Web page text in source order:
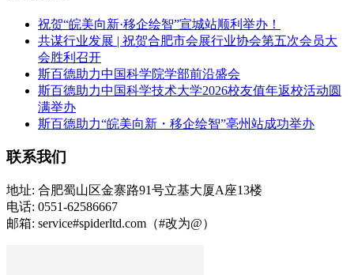
祝贺“皖美向新·移企绘智”宣城站顺利举办！
共谋行业发展 | 祝贺合肥市会展行业协会第五次会员大
会胜利召开
斯百德助力中国科学院学部前沿盛会
斯百德助力中国科学技术大学2026校友值年返校活动圆
满举办
斯百德助力“皖美向新・移企绘智”亳州站成功举办
联系我们
地址: 合肥蜀山区金寨路91号立基大厦A座13楼
电话: 0551-62586667
邮箱: service#spiderltd.com（#改为@）